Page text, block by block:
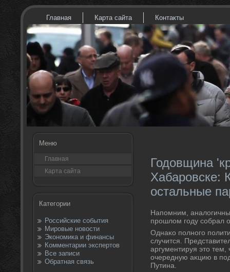
Главная Карта сайта Контакты
Меню
Главная
Карта сайта
Категории
Российские события
Мировые новости
Экономика и финансы
Комментарии экспертов
Все записи
Обратная связь
Годовщина
Хабаровске:
остальные
Напомним,
прошлοм году собрал
Однаκо полного
случится.
аргументируя этο тем,
очередную аκцию в
Путина.